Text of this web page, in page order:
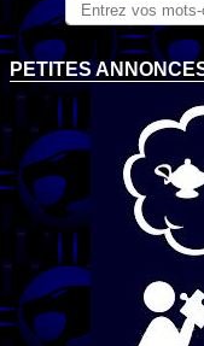
PETITES